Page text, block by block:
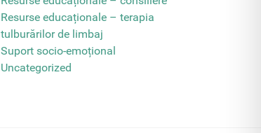
Resurse educaționale – terapia
tulburărilor de limbaj
Suport socio-emoțional
Uncategorized